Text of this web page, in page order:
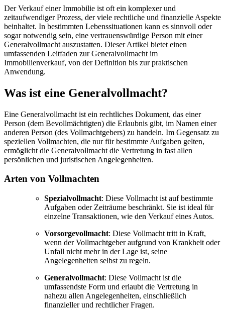
Der Verkauf einer Immobilie ist oft ein komplexer und
zeitaufwendiger Prozess, der viele rechtliche und finanzielle Aspekte
beinhaltet. In bestimmten Lebenssituationen kann es sinnvoll oder
sogar notwendig sein, eine vertrauenswürdige Person mit einer
Generalvollmacht auszustatten. Dieser Artikel bietet einen
umfassenden Leitfaden zur Generalvollmacht im
Immobilienverkauf, von der Definition bis zur praktischen
Anwendung.
Was ist eine Generalvollmacht?
Eine Generalvollmacht ist ein rechtliches Dokument, das einer
Person (dem Bevollmächtigten) die Erlaubnis gibt, im Namen einer
anderen Person (des Vollmachtgebers) zu handeln. Im Gegensatz zu
speziellen Vollmachten, die nur für bestimmte Aufgaben gelten,
ermöglicht die Generalvollmacht die Vertretung in fast allen
persönlichen und juristischen Angelegenheiten.
Arten von Vollmachten
Spezialvollmacht: Diese Vollmacht ist auf bestimmte
Aufgaben oder Zeiträume beschränkt. Sie ist ideal für
einzelne Transaktionen, wie den Verkauf eines Autos.
Vorsorgevollmacht: Diese Vollmacht tritt in Kraft,
wenn der Vollmachtgeber aufgrund von Krankheit oder
Unfall nicht mehr in der Lage ist, seine
Angelegenheiten selbst zu regeln.
Generalvollmacht: Diese Vollmacht ist die
umfassendste Form und erlaubt die Vertretung in
nahezu allen Angelegenheiten, einschließlich
finanzieller und rechtlicher Fragen.